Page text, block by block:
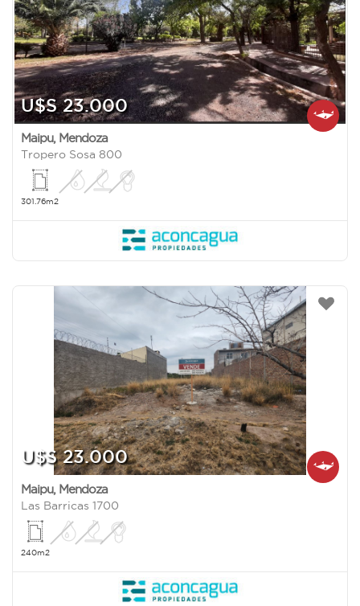
U$S 23.000
Maipu, Mendoza
Tropero Sosa 800
301.76m2
U$S 23.000
Maipu, Mendoza
Las Barricas 1700
240m2